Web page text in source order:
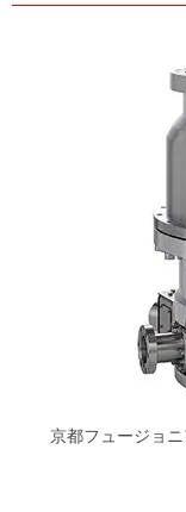
京都フュージョ